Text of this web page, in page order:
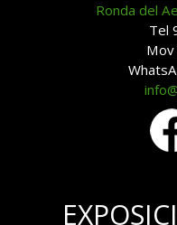
Ronda del
Tel